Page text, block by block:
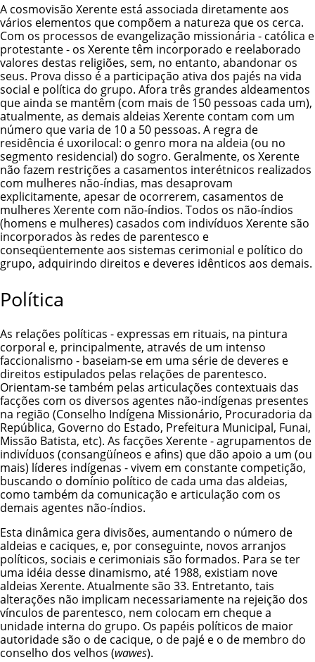
A cosmovisão Xerente está associada diretamente aos
vários elementos que compõem a natureza que os cerca.
Com os processos de evangelização missionária - católica e
protestante - os Xerente têm incorporado e reelaborado
valores destas religiões, sem, no entanto, abandonar os
seus. Prova disso é a participação ativa dos pajés na vida
social e política do grupo. Afora três grandes aldeamentos
que ainda se mantêm (com mais de 150 pessoas cada um),
atualmente, as demais aldeias Xerente contam com um
número que varia de 10 a 50 pessoas. A regra de
residência é uxorilocal: o genro mora na aldeia (ou no
segmento residencial) do sogro. Geralmente, os Xerente
não fazem restrições a casamentos interétnicos realizados
com mulheres não-índias, mas desaprovam
explicitamente, apesar de ocorrerem, casamentos de
mulheres Xerente com não-índios. Todos os não-índios
(homens e mulheres) casados com indivíduos Xerente são
incorporados às redes de parentesco e
conseqüentemente aos sistemas cerimonial e político do
grupo, adquirindo direitos e deveres idênticos aos demais.
Política
As relações políticas - expressas em rituais, na pintura
corporal e, principalmente, através de um intenso
faccionalismo - baseiam-se em uma série de deveres e
direitos estipulados pelas relações de parentesco.
Orientam-se também pelas articulações contextuais das
facções com os diversos agentes não-indígenas presentes
na região (Conselho Indígena Missionário, Procuradoria da
República, Governo do Estado, Prefeitura Municipal, Funai,
Missão Batista, etc). As facções Xerente - agrupamentos de
indivíduos (consangüíneos e afins) que dão apoio a um (ou
mais) líderes indígenas - vivem em constante competição,
buscando o domínio político de cada uma das aldeias,
como também da comunicação e articulação com os
demais agentes não-índios.
Esta dinâmica gera divisões, aumentando o número de
aldeias e caciques, e, por conseguinte, novos arranjos
políticos, sociais e cerimoniais são formados. Para se ter
uma idéia desse dinamismo, até 1988, existiam nove
aldeias Xerente. Atualmente são 33. Entretanto, tais
alterações não implicam necessariamente na rejeição dos
vínculos de parentesco, nem colocam em cheque a
unidade interna do grupo. Os papéis políticos de maior
autoridade são o de cacique, o de pajé e o de membro do
conselho dos velhos (wawes).